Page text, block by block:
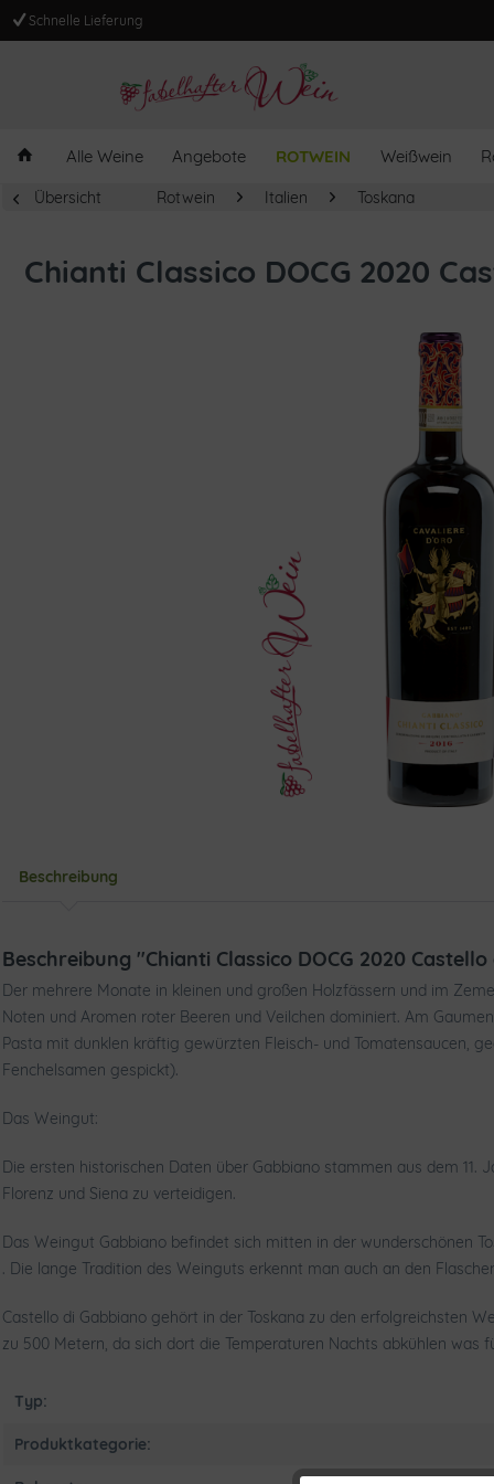
Schnelle Lieferung
Alle Weine Angebote ROTWEIN Weißwein
Übersicht Rotwein Italien Toskana
Chianti Classico DOCG 2020
Beschreibung
Beschreibung "Chianti Classico DOCG 2020
Der mehrere Monate in kleinen und großen Holzfässern und im
Noten und Aromen roter Beeren und Veilchen dominiert. Am
Pasta mit dunklen kräftig gewürzten Fleisch- und Tomatensaucen,
Fenchelsamen gespickt).
Das Weingut:
Die ersten historischen Daten über Gabbiano stammen aus dem
Florenz und Siena zu verteidigen.
Das Weingut Gabbiano befindet sich mitten in der wunderschönen
. Die lange Tradition des Weinguts erkennt man auch an den
Castello di Gabbiano gehört in der Toskana zu den erfolgreichsten
zu 500 Metern, da sich dort die Temperaturen Nachts abkühlen
Typ:
Produktkategorie: